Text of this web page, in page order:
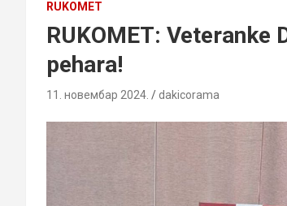
RUKOMET
RUKOMET:
pehara!
11. новембар 2024. dakicorama